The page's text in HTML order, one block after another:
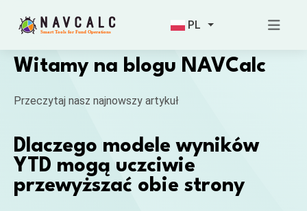
PL
Witamy na blogu NAVCalc
Przeczytaj nasz najnowszy artykuł
Dlaczego modele wyników
YTD mogą uczciwie
przewyższać obie strony